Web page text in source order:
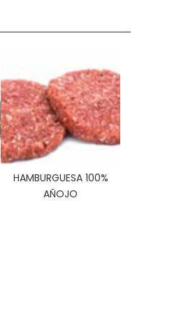
HAMBURGUESA 100%
AÑOJO